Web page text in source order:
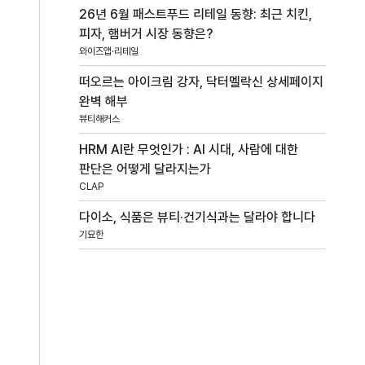
26년 6월 패스트푸드 리테일 동향: 최근 치킨,
피자, 햄버거 시장 동향은?
와이즈앱·리테일
떠오르는 아이크림 강자, 닥터멜락신 상세페이지
완벽 해부
뷰티해커스
HRM AI란 무엇인가 : AI 시대, 사람에 대한
판단은 어떻게 달라지는가
CLAP
다이소, 식품은 뷰티·건기식과는 달라야 합니다
기묘한